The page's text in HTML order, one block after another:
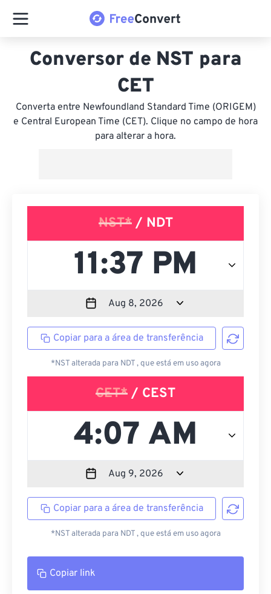
Conversor de NST para
CET
Converta entre Newfoundland Standard Time (ORIGEM)
e Central European Time (CET). Clique no campo de hora
para alterar a hora.
NST*/ NDT
Copiar para a área de transferência
*NST alterada para NDT , que está em uso agora
CET* / CEST
Copiar para a área de transferência
*NST alterada para NDT , que está em uso agora
Copiar link